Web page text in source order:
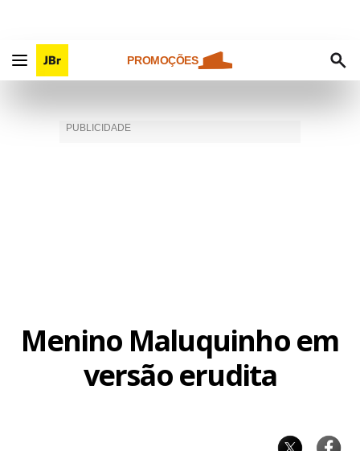
PROMOÇÕES
Menino Maluquinho em
versão erudita